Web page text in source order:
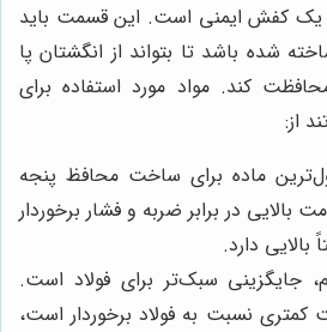
یک کفش ایمنی است. این قسمت باید
شده باشد تا بتواند از انگشتان پا
کند. مواد مورد استفاده برای
از:
ماده برای ساخت محافظ پنجه
بالایی در برابر ضربه و فشار برخوردار
دارد.
جایگزینی سبک‌تر برای فولاد است.
کمتری نسبت به فولاد برخوردار است،